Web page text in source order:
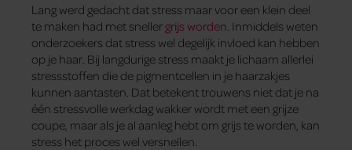
Lang werd gedacht dat stress maar voor een klein deel
te maken had met snellergrijs worden . Inmiddels weten
onderzoekers dat stress wel degelijk invloed kan hebben
op je haar. Bij langdurige stress maakt je lichaam allerlei
stressstoffen die de pigmentcellen in je haarzakjes
kunnen aantasten. Dat betekent trouwens niet dat je na
één stressvolle werkdag wakker wordt met een grijze
coupe, maar als je al aanleg hebt om grijs te worden, kan
stress het proces wel versnellen.